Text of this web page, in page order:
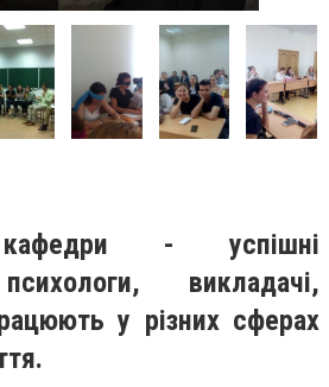
кафедри - успішні
викладачі,
у різних сферах